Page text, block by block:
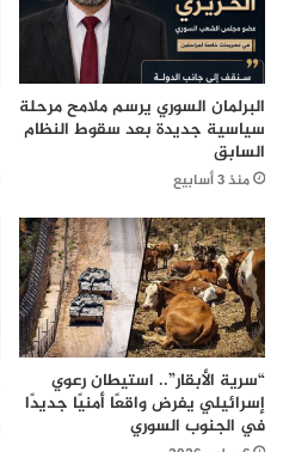
البرلمان السوري يرسم ملامح مرحلة
سياسية جديدة بعد سقوط النظام
السابق
منذ 3 أسابيع
“سرية الأبقار”.. استيطان رعوي
إسرائيلي يفرض واقعًا أمنيًا جديدًا
في الجنوب السوري